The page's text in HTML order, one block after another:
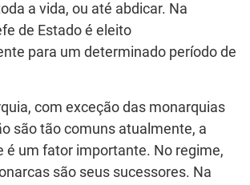
a vida, ou até abdicar. Na
de Estado é eleito
para um determinado período de
com exceção das monarquias
são tão comuns atualmente, a
é um fator importante. No regime,
são seus sucessores. Na